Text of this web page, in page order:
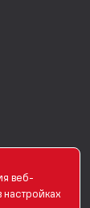
веб-
настройках